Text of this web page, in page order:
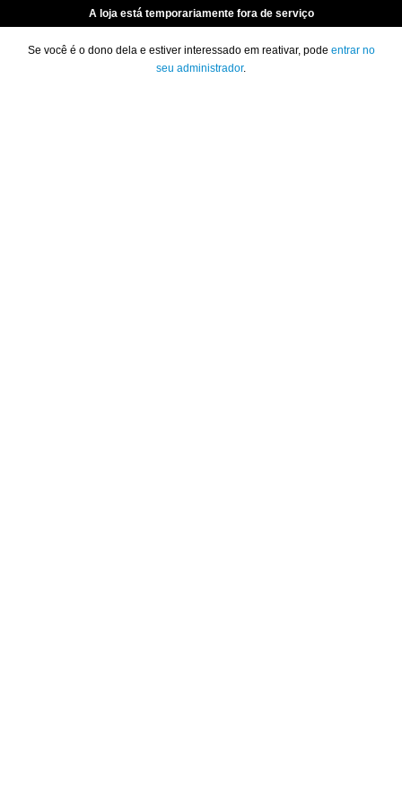
A loja está temporariamente fora de serviço
Se você é o dono dela e estiver interessado em reativar, pode entrar no
seu administrador.